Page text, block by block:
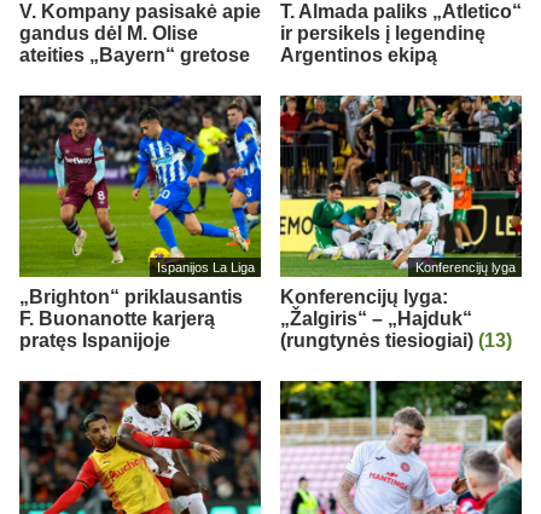
V. Kompany pasisakė apie
gandus dėl M. Olise
ateities „Bayern“ gretose
T. Almada paliks „Atletico“
ir persikels į legendinę
Argentinos ekipą
Ispanijos La Liga
„Brighton“ priklausantis
F. Buonanotte karjerą
pratęs Ispanijoje
Konferencijų lyga
Konferencijų lyga:
„Žalgiris“ – „Hajduk“
(rungtynės tiesiogiai) (13)